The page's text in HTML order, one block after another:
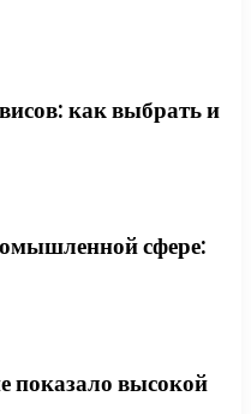
как выбрать и
сфере:
показало высокой